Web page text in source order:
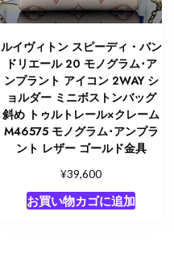
ルイヴィトン スピーディ・バン
ドリエール 20 モノグラム･ア
ンプラント アイコン 2WAY シ
ョルダー ミニボストンバッグ
斜め トゥルトレール×クレーム
M46575 モノグラム･アンプラ
ント レザー ゴールド金具
¥39,600
お買い物カゴに追加